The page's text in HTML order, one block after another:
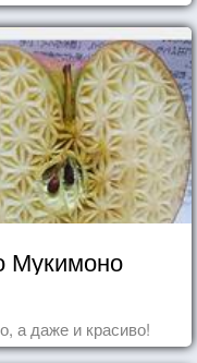
Мукимоно
а даже и красиво!